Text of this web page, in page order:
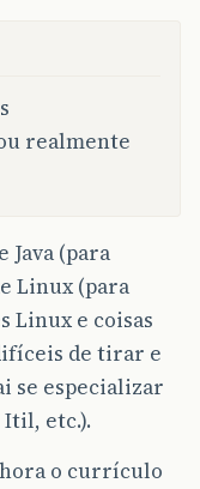
realmente
Java (para
Linux (para
Linux e coisas
de tirar e
se especializar
Itil, etc.).
o currículo